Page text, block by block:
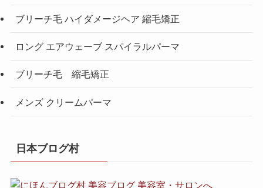
ブリーチ毛 ハイダメージヘア 縮毛矯正
ロング エアウェーブ スパイラルパーマ
ブリーチ毛 縮毛矯正
メンズ クリームパーマ
日本ブログ村